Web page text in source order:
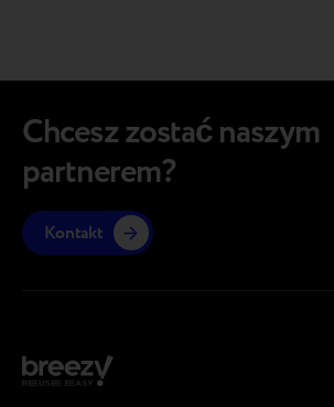
stacjonarna pomaga…
Chcesz zostać naszym
partnerem?
Kontakt